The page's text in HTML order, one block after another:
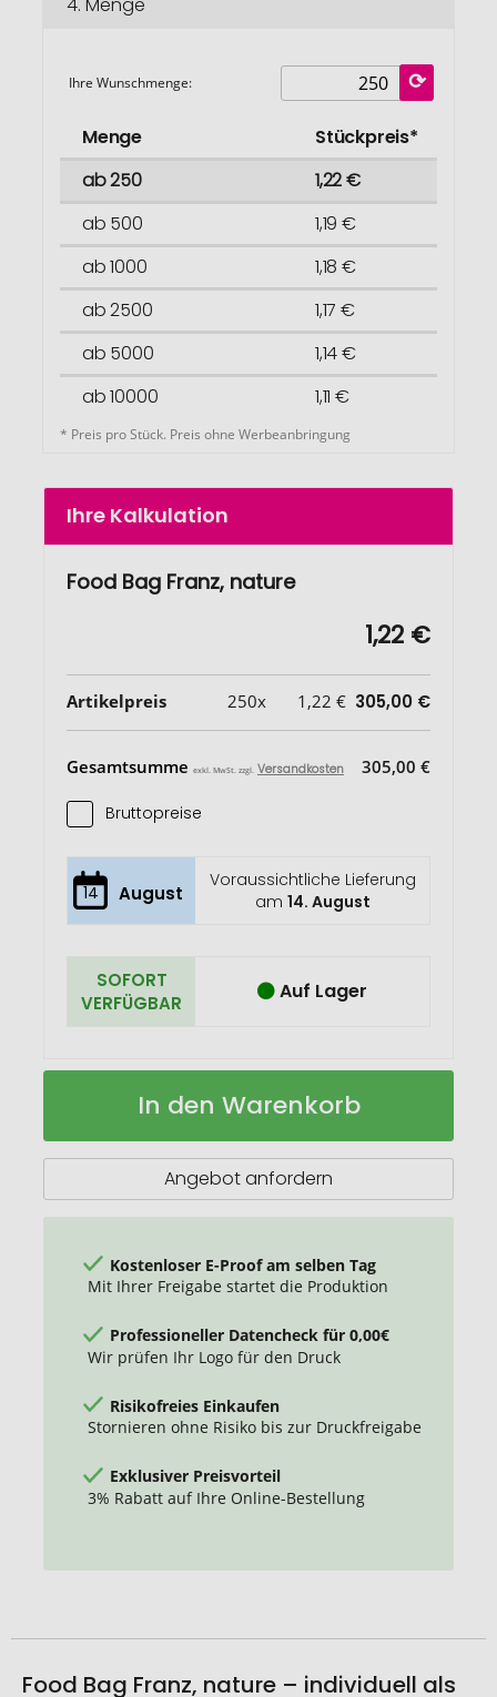
4. Menge
Ihre Wunschmenge:
Menge
Stückpreis*
ab 250
1,22 €
ab 500
1,19 €
ab 1000
1,18 €
ab 2500
1,17 €
ab 5000
1,14 €
ab 10000
1,11 €
* Preis pro Stück. Preis ohne Werbeanbringung
Ihre Kalkulation
Food Bag Franz, nature
1,22 €
Artikelpreis 250x 1,22 € 305,00 €
Gesamtsumme exkl. MwSt. zzgl. Versandkosten 305,00 €
Bruttopreise
14 August
Voraussichtliche Lieferung
am 14. August
SOFORT
VERFÜGBAR
Auf Lager
Food
Auf
In den Warenkorb
Angebot anfordern
Kostenloser E-Proof am selben Tag
Mit Ihrer Freigabe startet die Produktion
Professioneller Datencheck für 0,00€
Wir prüfen Ihr Logo für den Druck
Risikofreies Einkaufen
Stornieren ohne Risiko bis zur Druckfreigabe
Exklusiver Preisvorteil
3% Rabatt auf Ihre Online-Bestellung
Food Bag Franz, nature – individuell als